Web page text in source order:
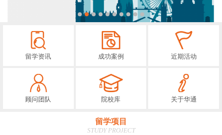
留学资讯 成功案例 近期活动
顾问团队 院校库 关于华通
留学项目
STUDY PROJECT